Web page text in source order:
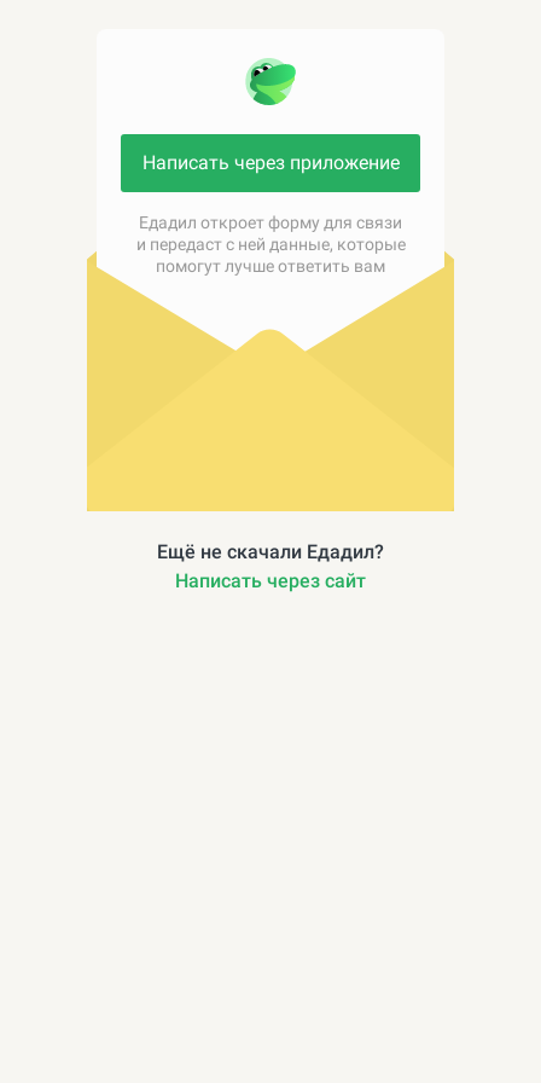
Написать через приложение
Едадил откроет форму для связи
и передаст с ней данные, которые
помогут лучше ответить вам
Ещё не скачали Едадил?
Написать через сайт